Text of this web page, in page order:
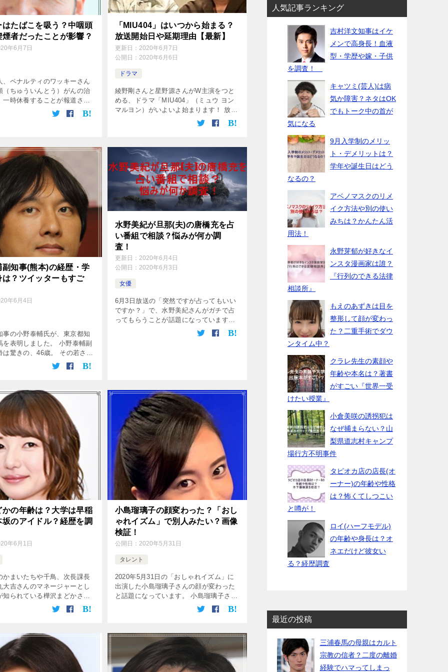
はたばこを吸う？中咽頭
者だったことが影響？
年6月7日
、ペナルティのワッキーさん
（ちゅういんとう）がんの治
一時休養することが報道され
属の吉本興業が発表しまし
遺伝の影響も大きいでしょう
「MIU404」はいつから始まる？
放送開始日や延期理由【最新】
更新日： 2020年6月7日
公開日： 2020年6月6日
ドラマ
綾野剛さんと星野源さんがW主演をつと
める、ドラマ「MIU404」（ミュウ ヨン
マルヨン）がいよいよ始まります！ 放送
延期になり、もうかなり長い間、今か今
かと待っていましたが、とうとうスター
副知事(熊本)の経歴・学
は？ツイッターもすご
年6月4日
事の小野泰輔氏が、東京都知
を表明しました。 小野泰輔副
は驚きの、46歳。 その若さで
選に立候補するなんて、どう
のか気になります。（しかも
水野美紀が旦那(夫)の唐橋充を占
い番組で相談？悩みが何か調
査！
更新日： 2020年6月4日
公開日： 2020年6月3日
女優
6月3日放送の「突然ですが占ってもいい
ですか？」で、水野美紀さんがガチで占
ってもらうことが話題になっています。
占い師は大人気の星ひとみさん。 人は悩
みが尽きないとは思いますが、何を占っ
かの年齢は？大学は早稲
坂のアイドル？経歴を調
年6月1日
かまいたちや千鳥、次長課長
大吉さんのマネージャーとし
知られている樺沢まどかさ
かわいい吉本興業の社員で
、樺沢まどかさんの経歴やプ
小島瑠璃子の顔変わった？「おし
ゃれイズム」で別人みたい？画像
検証！
公開日： 2020年5月31日
タレント
2020年5月31日の「おしゃれイズム」に
出演した小島瑠璃子さんの顔が変わった
と話題になっています。 小島瑠璃子さん
といえばかわいくて話上手で、テレビで
見ない日はないくらい様々な番組に出演
人気記事ランキング
吉村洋文知事はイケ
メンで高身長！血液
型・学歴や嫁・子供
を調査！
キャツミ(芸人)は病
気か障害？ネタはOK
でもトーク中の首が
気になる
9月入学制のメリッ
ト・デメリットは？
学年や誕生日はどう
なるの？
アベノマスクのリメ
イク方法や別の使い
みちは？かんたん活
用法！
永野芽郁が好きなイ
ンスタ漫画家は誰？
『行列のできる法律
相談所』
もえのあずきは目を
整形して顔が変わっ
た？二重手術でダウ
ンタイム中？
クラレ先生の素顔や
年齢や本名は？著書
がすごい『世界一受
けたい授業』
小倉美咲の誘拐犯は
なぜ捕まらない？山
梨県道志村キャンプ
場行方不明事件
タピオカ店の店長(オ
ーナー)の年齢や性格
は？怖くてしつこい
と噂が！
ロイ(ハーフモデル)
の年齢や身長は？オ
ネエだけど彼女い
る？経歴調査
最近の投稿
三浦春馬の母親はカルト
宗教の信者？二度の離婚
経験でハマってしまっ